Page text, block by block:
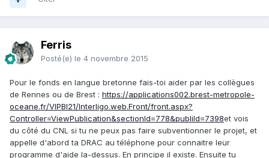
Ferris
Posté(e) le 4 novembre 2015
Pour le fonds en langue bretonne fais-toi aider par les collègues
de Rennes ou de Brest : https://applications002.brest-metropole-
oceane.fr/VIPBI21/Interligo.web.Front/front.aspx?
Controller=ViewPublication&sectionId=778&publiId=7398et vois
du côté du CNL si tu ne peux pas faire subventionner le projet, et
appelle d'abord ta DRAC au téléphone pour connaitre leur
programme d'aide la-dessus. En principe il existe. Ensuite tu